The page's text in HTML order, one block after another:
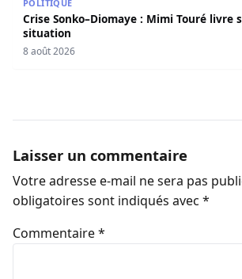
POLITIQUE
Crise Sonko–Diomaye : Mimi Touré livre
situation
8 août 2026
Laisser un commentaire
Votre adresse e-mail ne sera pas
obligatoires sont indiqués avec *
Commentaire*